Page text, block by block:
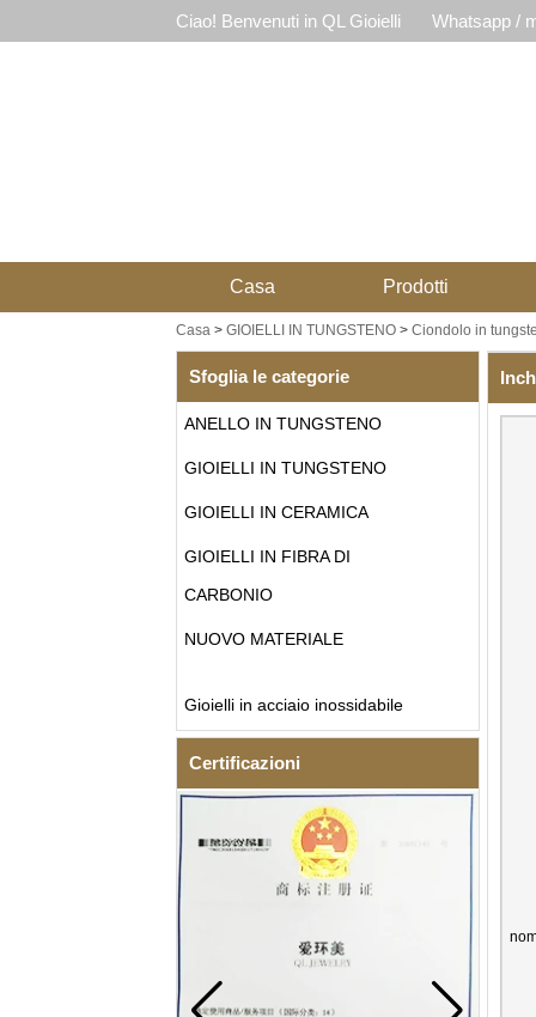
Ciao! Benvenuti in QL Gioielli Whatsapp /
Casa Prodotti
Casa> GIOIELLI IN TUNGSTENO> Ciondolo in
Sfoglia le categorie
ANELLO IN TUNGSTENO
GIOIELLI IN TUNGSTENO
GIOIELLI IN CERAMICA
GIOIELLI IN FIBRA DI
CARBONIO
NUOVO MATERIALE
Gioielli in acciaio inossidabile
Certificazioni